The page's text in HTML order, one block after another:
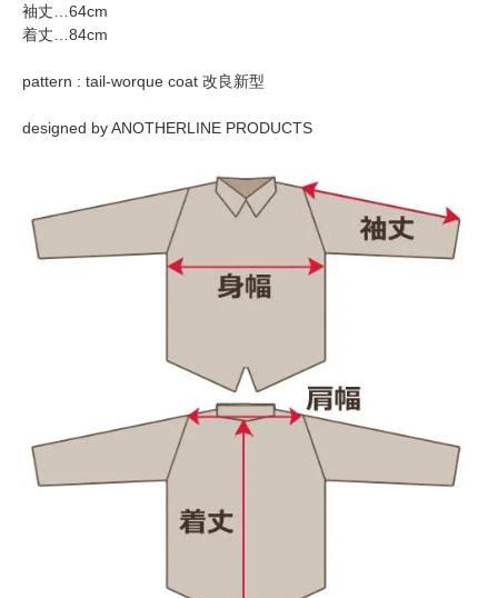
袖丈…64cm
着丈…84cm
pattern : tail-worque coat 改良新型
designed by ANOTHERLINE PRODUCTS